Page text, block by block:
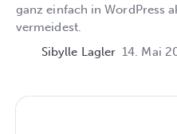
ganz einfach in WordPress
vermeidest.
Sibylle Lagler 14. Mai